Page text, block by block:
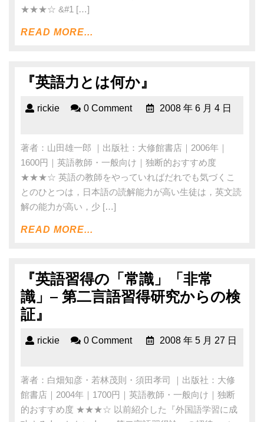
★★★☆ &#1 […]
READ MORE...
『英語力とは何か』
rickie 0 Comment 2008 年 6 月 4 日
著者：山田雄一郎 ｜出版社：大修館書店｜2006年｜
1600円｜英語教師・一般向け｜独断的おすすめ度
★★★☆ 英語の教師をやっていればだれでも気づくこ
とのひとつは，日本語の読解能力が高い生徒は，英文読
解の能力が高い，少 […]
READ MORE...
『英語習得の「常識」「非常
識」– 第二言語習得研究からの検
証』
rickie 0 Comment 2008 年 5 月 27 日
著者：白畑知彦・若林茂則・須田孝司 ｜出版社：大修
館書店｜2004年｜1700円｜英語教師・一般向け｜独断
的おすすめ度 ★★★☆ 以前紹介した『外国語学習に成